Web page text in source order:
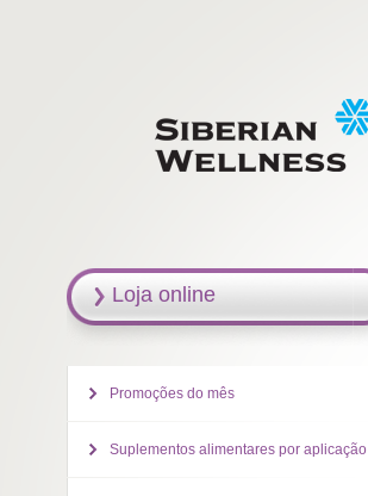
Loja online
Promoções do mês
Suplementos alimentares por aplicação